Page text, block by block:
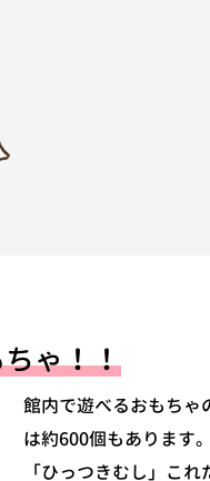
ゃ！！
館内で遊べるおもちゃ
は約600個もあります
「ひっつきむし」こ